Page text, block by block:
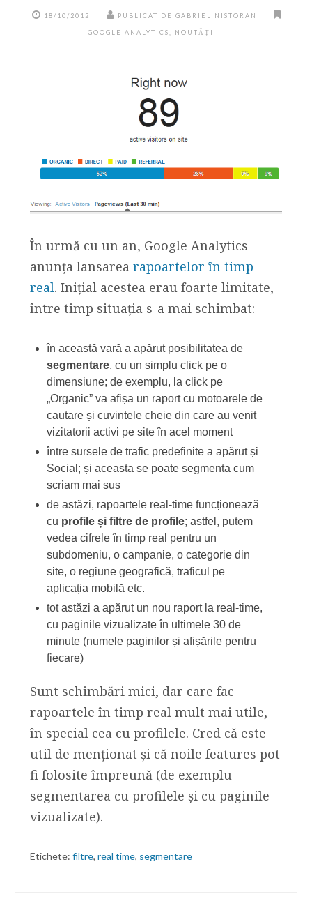
18/10/2012 PUBLICAT DE GABRIEL NISTORAN
GOOGLE ANALYTICS NOUTĂȚI
În urmă cu un an, Google Analytics
anunța lansarea rapoartelor în timp
real. Inițial acestea erau foarte limitate,
între timp situația s-a mai schimbat:
în această vară a apărut posibilitatea de
segmentare, cu un simplu click pe o
dimensiune; de exemplu, la click pe
„Organic” va afișa un raport cu motoarele de
cautare și cuvintele cheie din care au venit
vizitatorii activi pe site în acel moment
între sursele de trafic predefinite a apărut și
Social; și aceasta se poate segmenta cum
scriam mai sus
de astăzi, rapoartele real-time funcționează
cu profile și filtre de profile; astfel, putem
vedea cifrele în timp real pentru un
subdomeniu, o campanie, o categorie din
site, o regiune geografică, traficul pe
aplicația mobilă etc.
tot astăzi a apărut un nou raport la real-time,
cu paginile vizualizate în ultimele 30 de
minute (numele paginilor și afișările pentru
fiecare)
Sunt schimbări mici, dar care fac
rapoartele în timp real mult mai utile,
în special cea cu profilele. Cred că este
util de menționat și că noile features pot
fi folosite împreună (de exemplu
segmentarea cu profilele și cu paginile
vizualizate).
Etichete: filtre, real time, segmentare